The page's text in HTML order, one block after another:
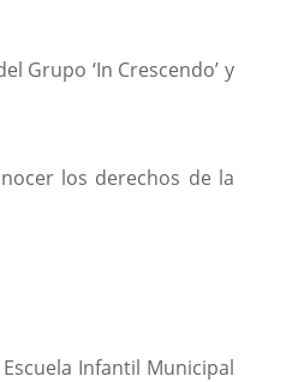
Grupo ‘In Crescendo’ y
los derechos de la
Infantil Municipal